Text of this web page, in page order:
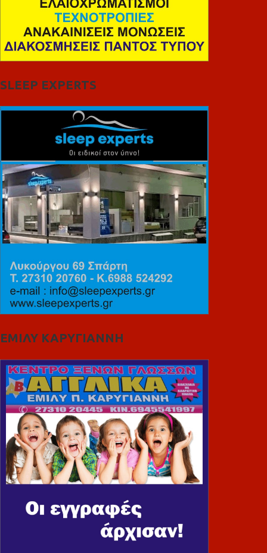
SLEEP EXPERTS
ΕΜΙΛΥ ΚΑΡΥΓΙΑΝΝΗ